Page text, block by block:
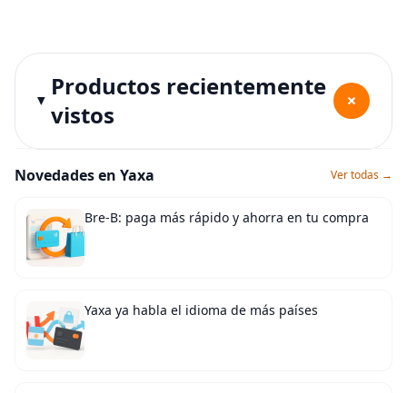
Productos recientemente
vistos
+
Novedades en Yaxa Ver todas →
Bre-B: paga más rápido y ahorra en tu compra
Yaxa ya habla el idioma de más países